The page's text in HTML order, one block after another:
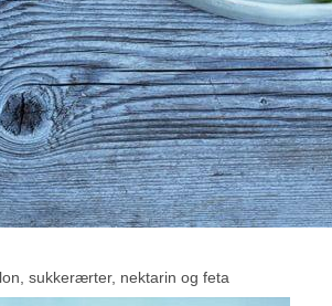
sukkerærter, nektarin og feta